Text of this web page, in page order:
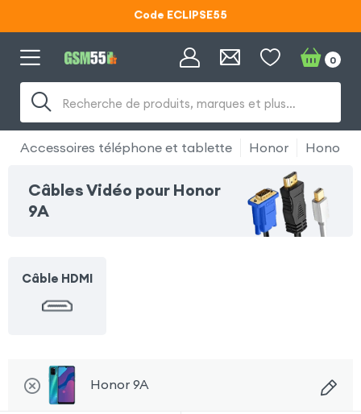
Code ECLIPSE55
Code ECLIPSE55
Recherche de produits, marques et plus…
0
Accessoires téléphone et tablette Honor Honor
Câbles Vidéo pour Honor
9A
Câble HDMI
Honor 9A